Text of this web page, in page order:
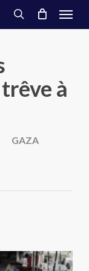
search
Menu
à
GAZA